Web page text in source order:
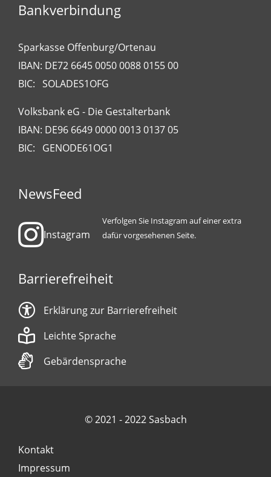
Bankverbindung
Sparkasse Offenburg/Ortenau
IBAN: DE72 6645 0050 0088 0155 00
BIC: SOLADES1OFG
Volksbank eG - Die Gestalterbank
IBAN: DE96 6649 0000 0013 0137 05
BIC: GENODE61OG1
NewsFeed
Instagram
Verfolgen Sie Instagram auf einer extra
dafür vorgesehenen Seite.
Barrierefreiheit
Erklärung zur Barrierefreiheit
Leichte Sprache
Gebärdensprache
© 2021 - 2022 Sasbach
Kontakt
Impressum